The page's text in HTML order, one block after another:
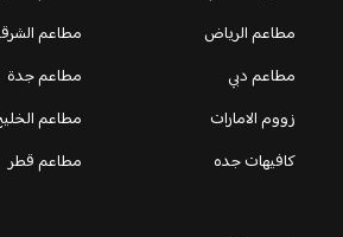
مطاعم الرياض
مطاعم
مطاعم دبي
مطاعم جدة
زووم الامارات
مطاعم
كافيهات جده
مطاعم قطر